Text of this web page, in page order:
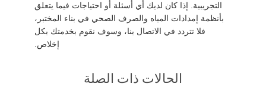
التجريبية. إذا كان لديك أي أسئلة أو احتياجات فيما يتعلق
بأنظمة إمدادات المياه والصرف الصحي في بناء المختبر،
فلا تتردد في الاتصال بنا، وسوف نقوم بخدمتك بكل
إخلاص.
الحالات ذات الصلة